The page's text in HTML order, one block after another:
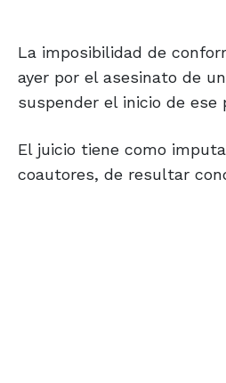
La imposibilidad de
ayer por el asesinato de
suspender el inicio de ese
El juicio tiene como
coautores, de resultar